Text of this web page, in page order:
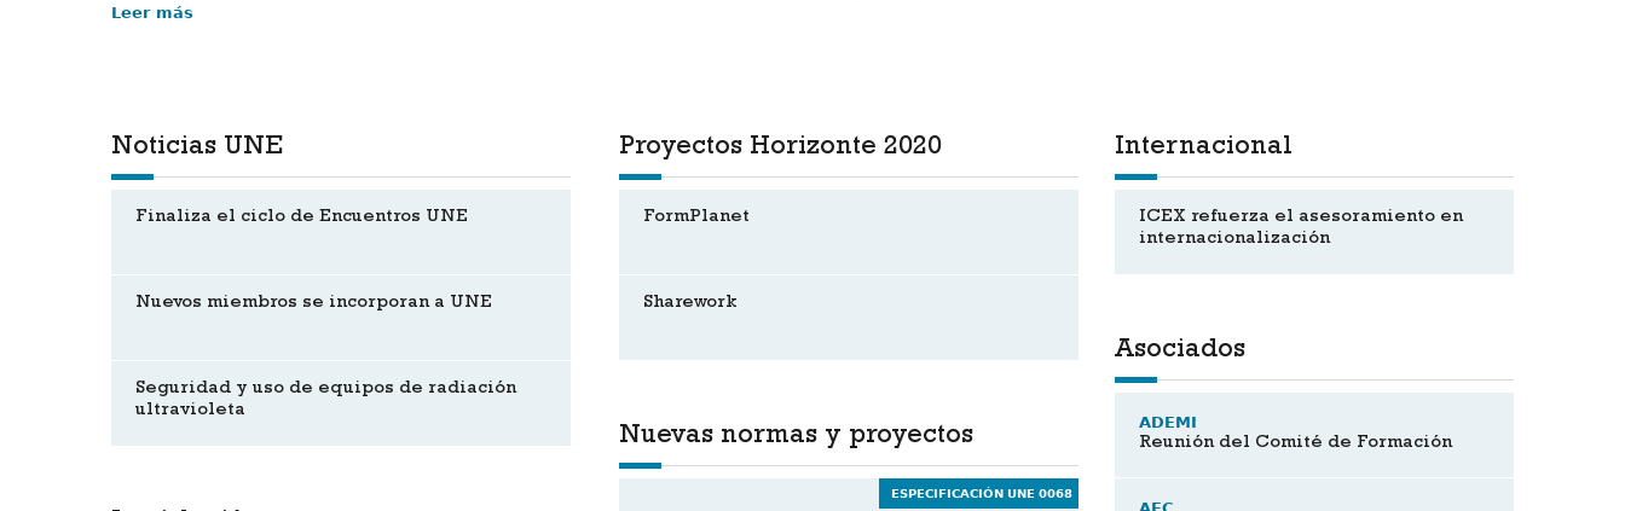
Leer más
Internacional
ICEX refuerza el asesoramiento en
internacionalización
Asociados
ADEMI
Reunión del Comité de Formación
Noticias UNE
Finaliza el ciclo de Encuentros UNE
Nuevos miembros se incorporan a UNE
Seguridad y uso de equipos de radiación
ultravioleta
Proyectos Horizonte 2020
FormPlanet
Sharework
Nuevas normas y proyectos
ESPECIFICACIÓN UNE 0068